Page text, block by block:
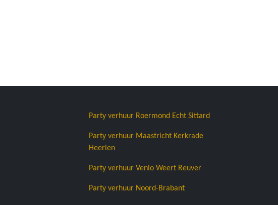
Party verhuur Roermond Echt Sittard
Party verhuur Maastricht Kerkrade
Heerlen
Party verhuur Venlo Weert Reuver
Party verhuur Noord-Brabant